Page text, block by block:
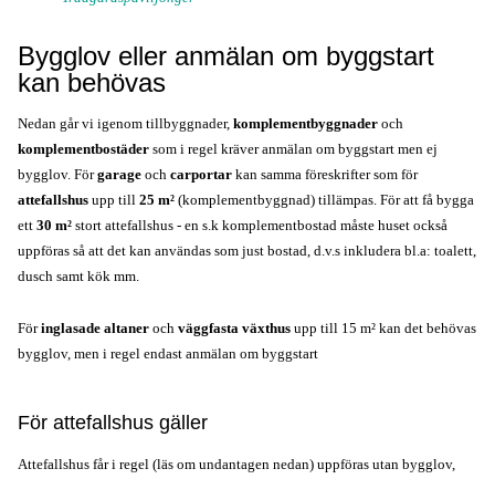
Bygglov eller anmälan om byggstart
kan behövas
Nedan går vi igenom tillbyggnader, komplementbyggnader och
komplementbostäder som i regel kräver anmälan om byggstart men ej
bygglov. Förgarage och carportar kan samma föreskrifter som för
attefallshus upp till 25 m² (komplementbyggnad) tillämpas. För att få bygga
ett 30 m² stort attefallshus - en s.k komplementbostad måste huset också
uppföras så att det kan användas som just bostad, d.v.s inkludera bl.a: toalett,
dusch samt kök mm.
Föringlasade altaner och väggfasta växthus upp till 15 m² kan det behövas
bygglov, men i regel endast anmälan om byggstart
För attefallshus gäller
Attefallshus får i regel (läs om undantagen nedan) uppföras utan bygglov,